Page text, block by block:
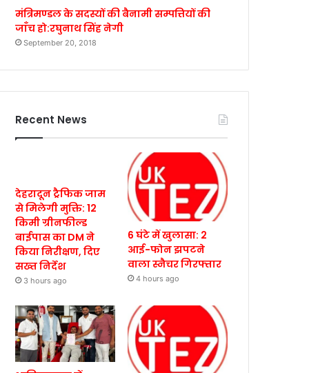
मंत्रिमण्डल के सदस्यों की बैनामी सम्पत्तियों की
जाँच हो:रघुनाथ सिंह नेगी
September 20, 2018
Recent News
देहरादून ट्रैफिक जाम
से मिलेगी मुक्ति: 12
किमी ग्रीनफील्ड
बाईपास का DM ने
किया निरीक्षण, दिए
सख्त निर्देश
3 hours ago
6 घंटे में खुलासा: 2
आई-फोन झपटने
वाला स्नैचर गिरफ्तार
4 hours ago